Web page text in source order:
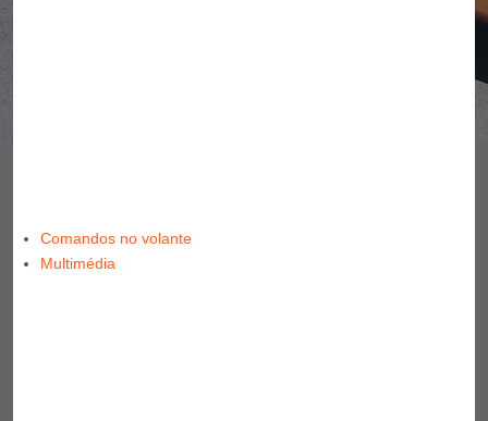
Comandos no volante
Multimédia